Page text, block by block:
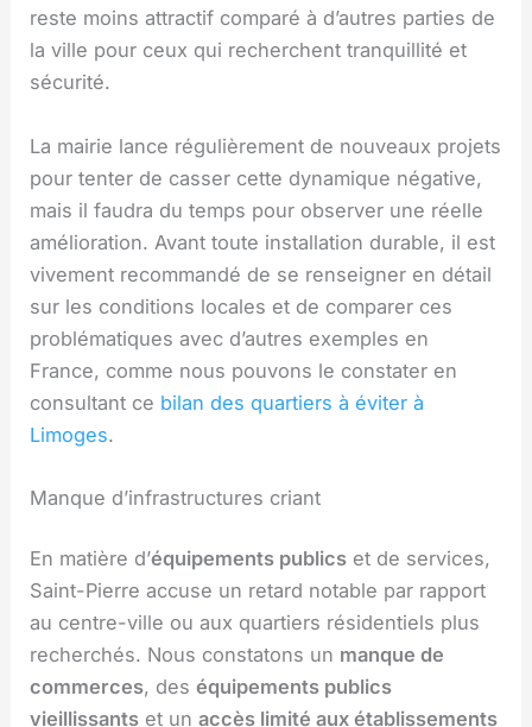
reste moins attractif comparé à d’autres parties de
la ville pour ceux qui recherchent tranquillité et
sécurité.
La mairie lance régulièrement de nouveaux projets
pour tenter de casser cette dynamique négative,
mais il faudra du temps pour observer une réelle
amélioration. Avant toute installation durable, il est
vivement recommandé de se renseigner en détail
sur les conditions locales et de comparer ces
problématiques avec d’autres exemples en
France, comme nous pouvons le constater en
consultant ce bilan des quartiers à éviter à
Limoges.
Manque d’infrastructures criant
En matière d’équipements publics et de services,
Saint-Pierre accuse un retard notable par rapport
au centre-ville ou aux quartiers résidentiels plus
recherchés. Nous constatons un manque de
commerces, deséquipements publics
vieillissants et unaccès limité aux établissements